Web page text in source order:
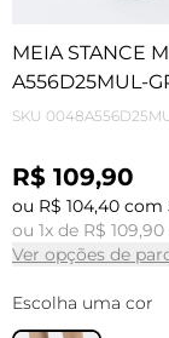
MEIA STANCE
A556D25MUL-
SKU
R$ 109,90
ou R$ 104,40 com
ou 1x de R$
Ver opções de
Escolha uma cor